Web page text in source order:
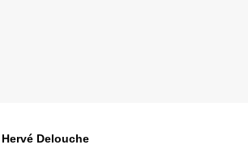
Delouche